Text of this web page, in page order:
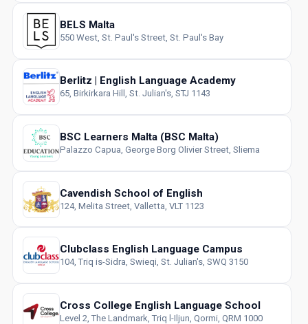
BELS Malta
550 West, St. Paul's Street, St. Paul's Bay
Berlitz | English Language Academy
65, Birkirkara Hill, St. Julian's, STJ 1143
BSC Learners Malta (BSC Malta)
Palazzo Capua, George Borg Olivier Street, Sliema
Cavendish School of English
124, Melita Street, Valletta, VLT 1123
Clubclass English Language Campus
104, Triq is-Sidra, Swieqi, St. Julian's, SWQ 3150
Cross College English Language School
Level 2, The Landmark, Triq l-Iljun, Qormi, QRM 1000